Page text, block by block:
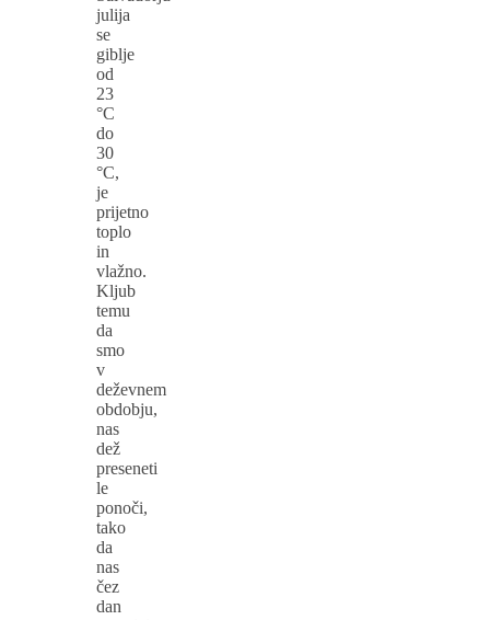
julija
se
giblje
od
23
°C
do
30
°C,
je
prijetno
toplo
in
vlažno.
Kljub
temu
da
smo
v
deževnem
obdobju,
nas
dež
preseneti
le
ponoči,
tako
da
nas
čez
dan